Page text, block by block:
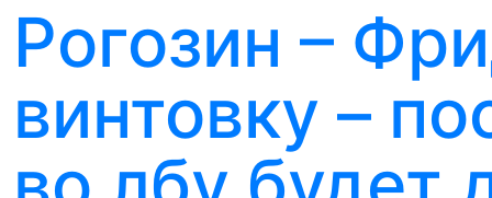
Рогозин –
винтовку –